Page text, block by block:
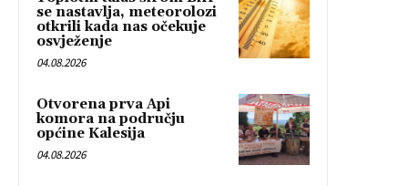
se nastavlja, meteorolozi
otkrili kada nas očekuje
osvježenje
04.08.2026
Otvorena prva Api
komora na području
općine Kalesija
04.08.2026